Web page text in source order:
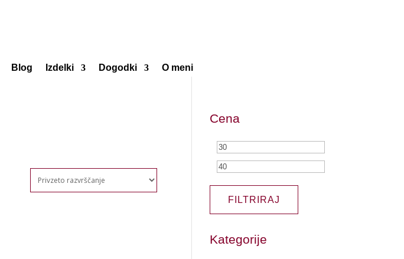
Blog Izdelki Dogodki O meni
Cena
Min
cena
FILTRIRAJ
Kategorije